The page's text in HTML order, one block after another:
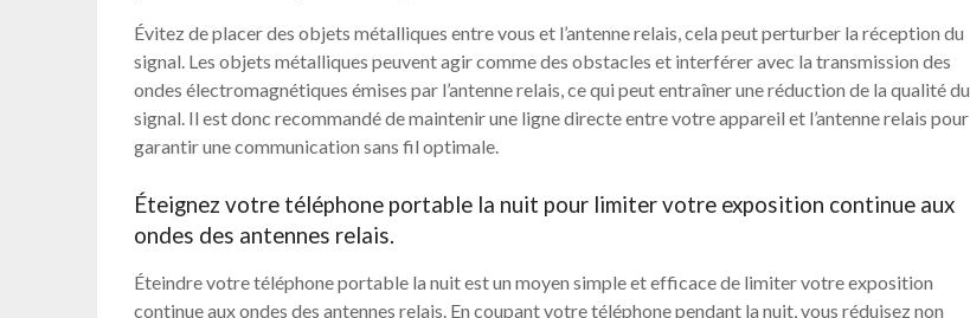
Évitez de placer des objets métalliques entre vous et l’antenne relais, cela peut perturber la réception du
signal. Les objets métalliques peuvent agir comme des obstacles et interférer avec la transmission des
ondes électromagnétiques émises par l’antenne relais, ce qui peut entraîner une réduction de la qualité du
signal. Il est donc recommandé de maintenir une ligne directe entre votre appareil et l’antenne relais pour
garantir une communication sans fil optimale.
Éteignez votre téléphone portable la nuit pour limiter votre exposition continue aux
ondes des antennes relais.
Éteindre votre téléphone portable la nuit est un moyen simple et efficace de limiter votre exposition
continue aux ondes des antennes relais. En coupant votre téléphone pendant la nuit, vous réduisez non